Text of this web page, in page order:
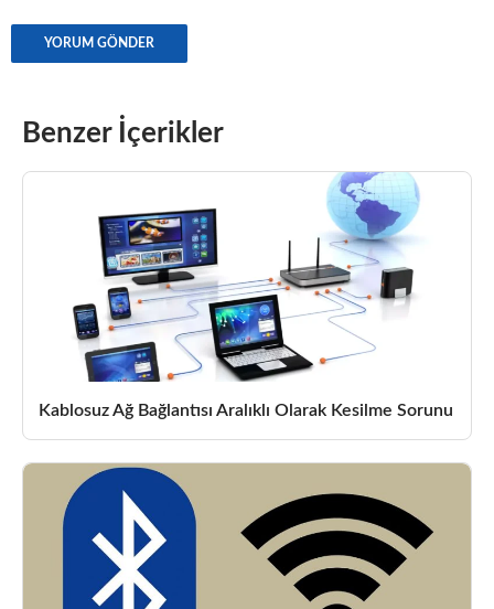
Benzer İçerikler
Kablosuz Ağ Bağlantısı Aralıklı Olarak Kesilme Sorunu